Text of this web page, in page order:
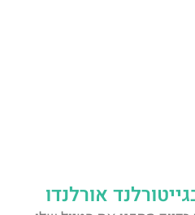
אורלנדו